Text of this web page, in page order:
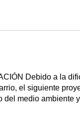
Debido a la
el siguiente
del medio ambiente